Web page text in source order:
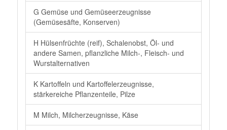
G Gemüse und Gemüseerzeugnisse
(Gemüsesäfte, Konserven)
H Hülsenfrüchte (reif), Schalenobst, Öl- und
andere Samen, pflanzliche Milch-, Fleisch- und
Wurstalternativen
K Kartoffeln und Kartoffelerzeugnisse,
stärkereiche Pflanzenteile, Pilze
M Milch, Milcherzeugnisse, Käse